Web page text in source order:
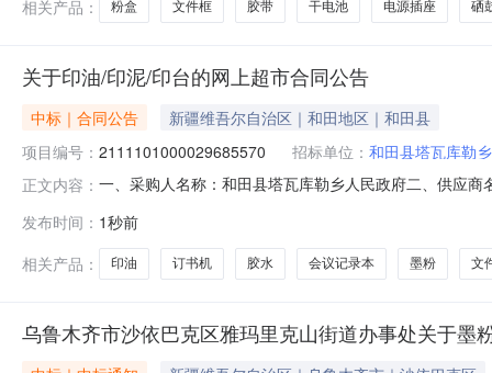
相关产品：
粉盒 文件框 胶带 干电池 电源插座 硒
关于印油/印泥/印台的网上超市合同公告
中标｜合同公告
新疆维吾尔自治区｜和田地区｜和田县
项目编号： 2111101000029685570 招标单位： 和田县塔瓦库勒
正文内容： 一、采购人名称：和田县塔瓦库勒乡人民政府二、供应
心/ComixB3706件10.00101002得力0371S订书机得力/
发布时间： 1秒前
相关产品：
印油 订书机 胶水 会议记录本 墨粉 文
乌鲁木齐市沙依巴克区雅玛里克山街道办事处关于墨